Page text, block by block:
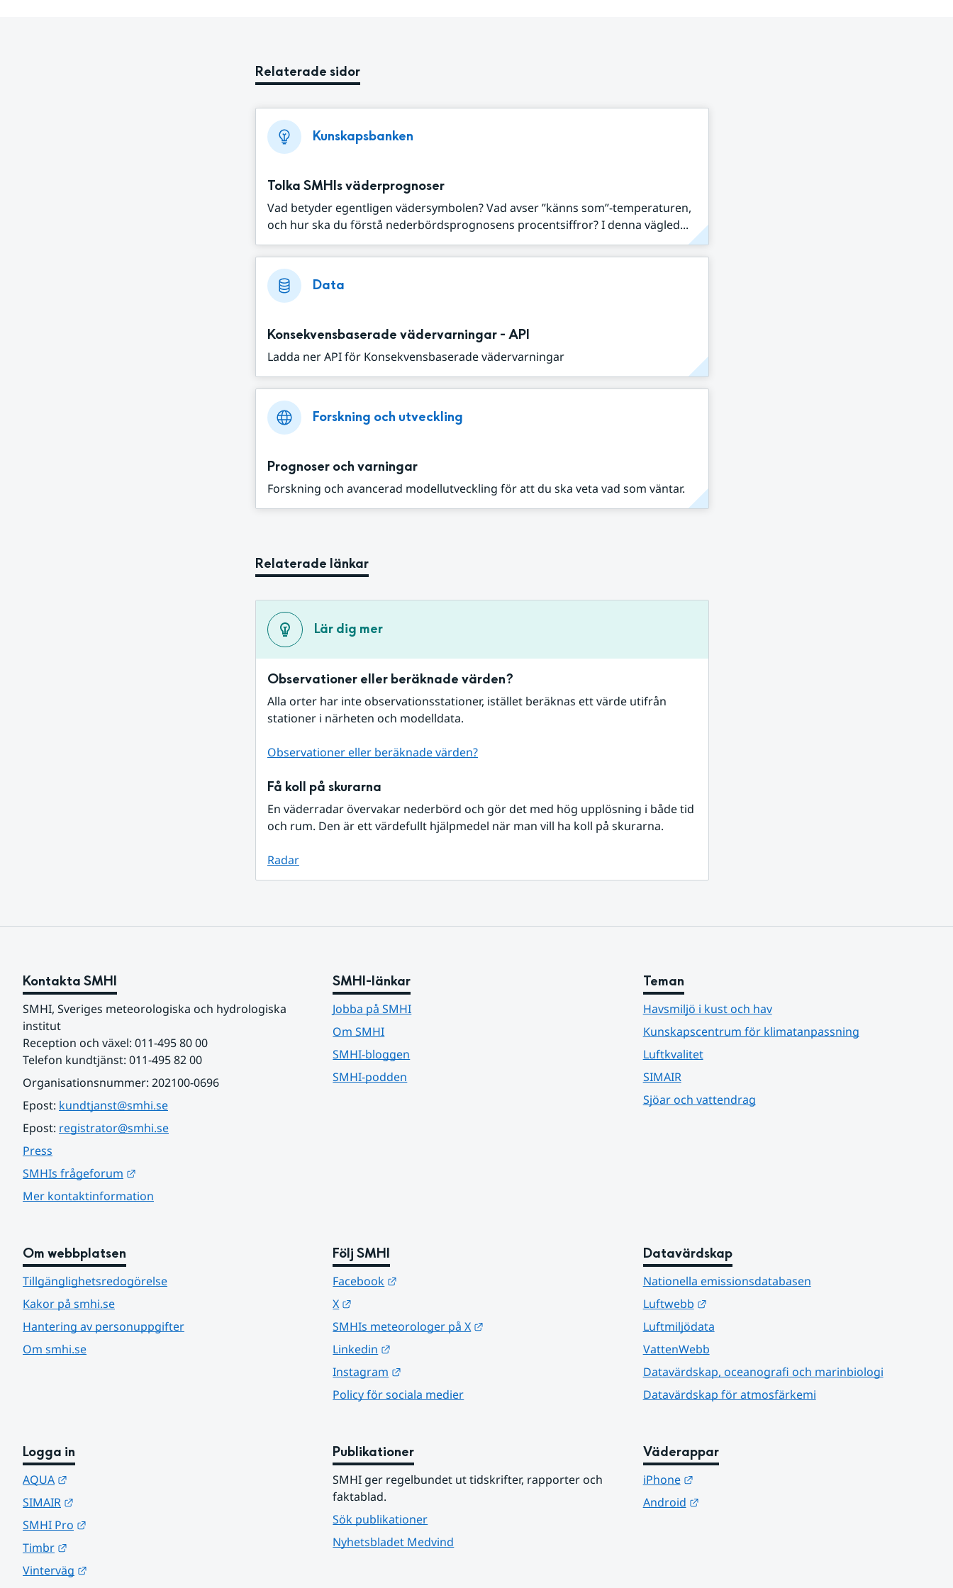
Relaterade sidor
Kunskapsbanken
Tolka SMHIs väderprognoser
Vad betyder egentligen vädersymbolen? Vad avser ”känns som”-temperaturen,
och hur ska du förstå nederbördsprognosens procentsiffror? I denna vägled...
Data
Konsekvensbaserade vädervarningar - API
Ladda ner API för Konsekvensbaserade vädervarningar
Forskning och utveckling
Prognoser och varningar
Forskning och avancerad modellutveckling för att du ska veta vad som väntar.
Relaterade länkar
Lär dig mer
Observationer eller beräknade värden?
Alla orter har inte observationsstationer, istället beräknas ett värde utifrån
stationer i närheten och modelldata.
Observationer eller beräknade värden?
Få koll på skurarna
En väderradar övervakar nederbörd och gör det med hög upplösning i både tid
och rum. Den är ett värdefullt hjälpmedel när man vill ha koll på skurarna.
Radar
Kontakta SMHI
SMHI, Sveriges meteorologiska och hydrologiska
institut
Reception och växel: 011-495 80 00
Telefon kundtjänst: 011-495 82 00
Organisationsnummer: 202100-0696
Epost: kundtjanst@smhi.se
Epost: registrator@smhi.se
Press
SMHIs frågeforum
Mer kontaktinformation
SMHI-länkar
Jobba på SMHI
Om SMHI
SMHI-bloggen
SMHI-podden
Teman
Havsmiljö i kust och hav
Kunskapscentrum för klimatanpassning
Luftkvalitet
SIMAIR
Sjöar och vattendrag
Om webbplatsen
Tillgänglighetsredogörelse
Kakor på smhi.se
Hantering av personuppgifter
Om smhi.se
Följ SMHI
Facebook
X
SMHIs meteorologer på X
Linkedin
Instagram
Policy för sociala medier
Datavärdskap
Nationella emissionsdatabasen
Luftwebb
Länk till annan webbplats.
Luftmiljödata
VattenWebb
Datavärdskap, oceanografi och marinbiologi
Datavärdskap för atmosfärkemi
Logga in
AQUA
SIMAIR
SMHI Pro
Timbr
Vinterväg
Publikationer
SMHI ger regelbundet ut tidskrifter, rapporter och
faktablad.
Sök publikationer
Nyhetsbladet Medvind
Väderappar
iPhone
Länk till annan webbplats.
Android
Länk till annan webbplats.